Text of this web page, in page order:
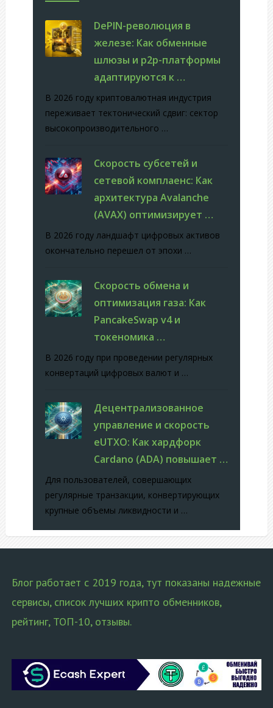
DePIN-революция в
железе: Как обменные
шлюзы и p2p-платформы
адаптируются к …
В 2026 году криптовалютная индустрия
переживает тектонический сдвиг: сектор
высокопроизводительного …
Скорость субсетей и
сетевой комплаенс: Как
архитектура Avalanche
(AVAX) оптимизирует …
В 2026 году ландшафт цифровых активов
окончательно перешел от эпохи …
Скорость обмена и
оптимизация газа: Как
PancakeSwap v4 и
токеномика …
В 2026 году при проведении регулярных
конвертаций цифровых валют и …
Децентрализованное
управление и скорость
eUTXO: Как хардфорк
Cardano (ADA) повышает …
Для пользователей, совершающих
регулярные транзакции, конвертирующих
крупные объемы ликвидности и …
Блог работает с 2019 года, тут показаны надежные
сервисы, список лучших крипто обменников,
рейтинг, ТОП-10, отзывы.